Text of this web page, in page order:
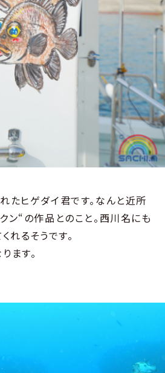
たヒゲダイ君です。なんと近所
ン“の作品とのこと。西川名にも
れるそうです。
ます。